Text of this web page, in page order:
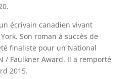
écrivain canadien vivant
Son roman à succès de
finaliste pour un National
/ Faulkner Award. Il a remporté
2015.